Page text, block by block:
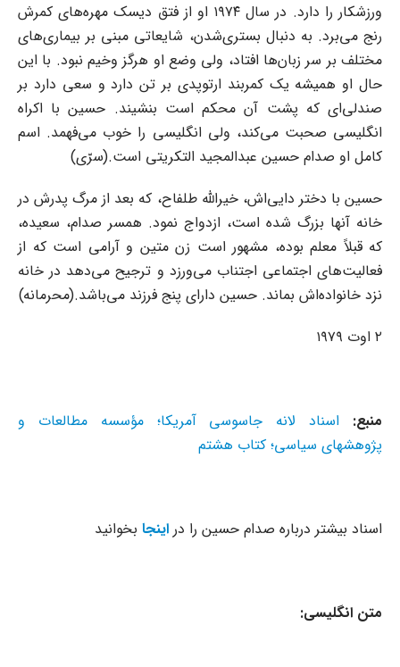
ورزشکار را دارد. در سال ۱۹۷۴ او از فتق دیسک مهره‌های کمرش
رنج می‌برد. به دنبال بستری‌شدن، شایعاتی مبنی بر بیماری‌های
مختلف بر سر زبان‌ها افتاد، ولی وضع او هرگز وخیم نبود. با این
حال او همیشه یک کمربند ارتوپدی بر تن دارد و سعی دارد بر
صندلی‌ای که پشت آن محکم است بنشیند. حسین با اکراه
انگلیسی صحبت می‌کند، ولی انگلیسی را خوب می‌فهمد. اسم
کامل او صدام حسین عبدالمجید التکریتی است.(سرّی)
حسین با دختر دایی‌اش، خیرالله طلفاح، که بعد از مرگ پدرش در
خانه آنها بزرگ شده است، ازدواج نمود. همسر صدام، سعیده،
که قبلاً معلم بوده، مشهور است زن متین و آرامی است که از
فعالیت‌های اجتماعی اجتناب می‌ورزد و ترجیح می‌دهد در خانه
نزد خانواده‌اش بماند. حسین دارای پنج فرزند می‌باشد.(محرمانه)
۲ اوت ۱۹۷۹
منبع:
اسناد لانه جاسوسی آمریکا؛ مؤسسه مطالعات و
پژوهشهای سیاسی؛ کتاب هشتم
اسناد بیشتر درباره صدام حسین را در اینجا بخوانید
متن انگلیسی: